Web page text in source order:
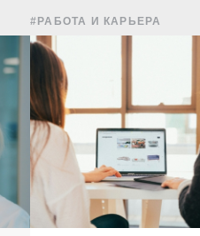
#РАБОТА И КАРЬЕРА